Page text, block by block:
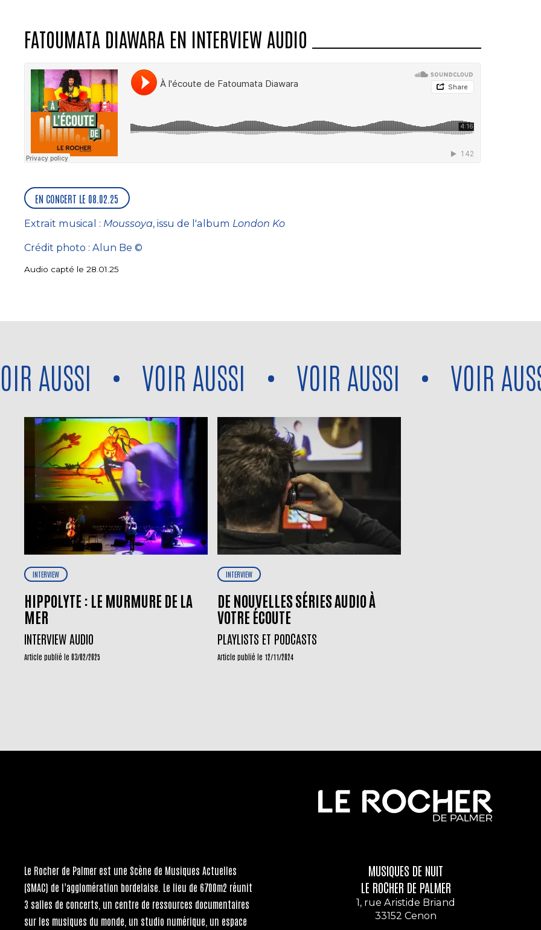
FATOUMATA DIAWARA EN INTERVIEW AUDIO
Soundcloud
EN CONCERT LE 08.02.25
Extrait musical : Moussoya, issu de l'album London Ko
Crédit photo : Alun Be ©
Audio capté le 28.01.25
Voir aussi
AUSSI • VOIR AUSSI • VOIR AUSSI • VOIR AUSSI
INTERVIEW
HIPPOLYTE : LE MURMURE DE LA
MER
INTERVIEW AUDIO
Article publié le 03/02/2025
INTERVIEW
DE NOUVELLES SÉRIES AUDIO À
VOTRE ÉCOUTE
PLAYLISTS ET PODCASTS
Article publié le 12/11/2024
Le Rocher de Palmer est une Scène de Musiques Actuelles
(SMAC) de l’agglomération bordelaise. Le lieu de 6700m2 réunit
3 salles de concerts, un centre de ressources documentaires
sur les musiques du monde, un studio numérique, un espace
MUSIQUES DE NUIT
LE ROCHER DE PALMER
1, rue Aristide Briand
33152 Cenon